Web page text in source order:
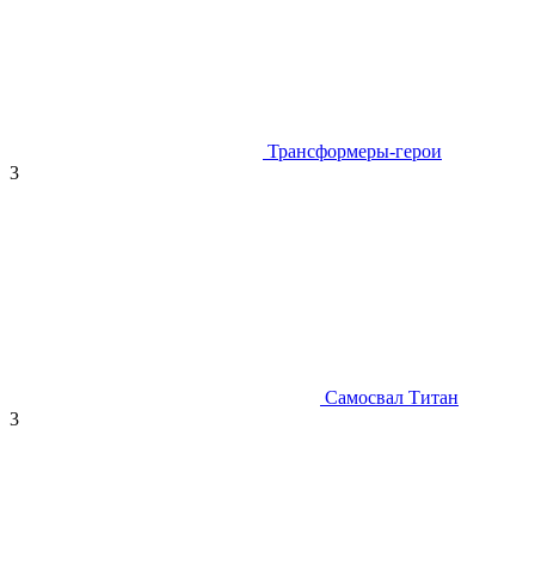
Трансформеры-герои
3
Самосвал Титан
3